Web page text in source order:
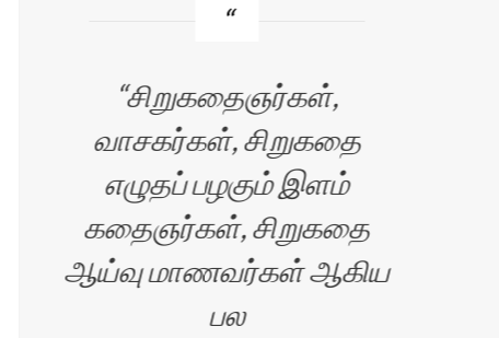
சிறுகதைஞர்கள்,
வாசகர்கள், சிறுகதை
எழுதப் பழகும் இளம்
கதைஞர்கள், சிறுகதை
ஆய்வு மாணவர்கள் ஆகிய
பல